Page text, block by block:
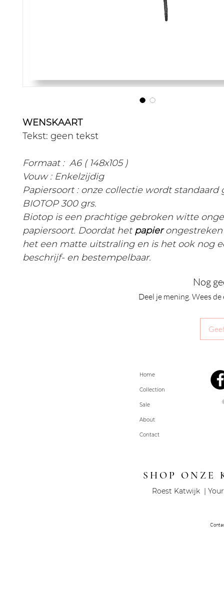
WENSKAART
Tekst: geen tekst
Formaat : A6 ( 148x105 )
Vouw : Enkelzijdig
Papiersoort : onze collectie wordt standaard
BIOTOP 300 grs.
Biotop is een prachtige gebroken witte
papiersoort. Doordat het papierongestreken
het een matte uitstraling en is het ook nog
beschrijf- en bestempelbaar.
Nog
Deel je mening. Wees
Home
Collection
Sale
About
Contact
SHOP ONZE
Roest Katwijk |